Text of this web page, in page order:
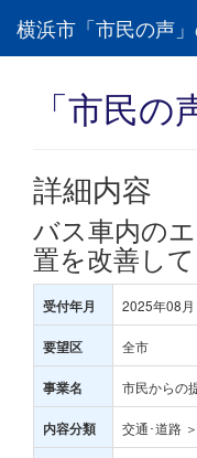
横浜市「市民の声
「市民
詳細内容
バス車内の
置を改善し
受付年月 2025年08月
要望区 全市
事業名 市民からの
内容分類 交通･道路